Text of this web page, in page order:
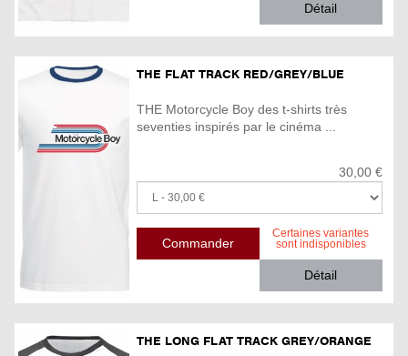
Détail
THE FLAT TRACK RED/GREY/BLUE
THE Motorcycle Boy des t-shirts très
seventies inspirés par le cinéma ...
30,00 €
Certaines variantes
sont indisponibles
Détail
THE LONG FLAT TRACK GREY/ORANGE